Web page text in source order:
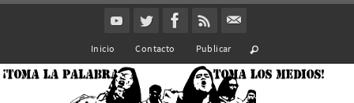
Inicio Contacto Publicar